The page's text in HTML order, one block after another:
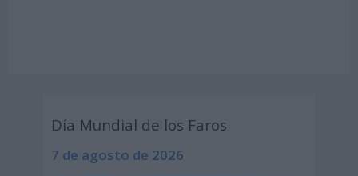
Día Mundial de los Faros
7 de agosto de 2026